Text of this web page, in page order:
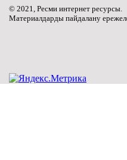
(далее…) ...
© 2021, Ресми интернет ресурсы.
Материалдарды пайдалану